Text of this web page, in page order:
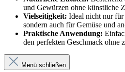
und Gewürzen ohne künstliche
Vielseitigkeit: Ideal nicht nur für
sondern auch für Gemüse und
Praktische Anwendung:
den perfekten Geschmack ohne
Menü schließen